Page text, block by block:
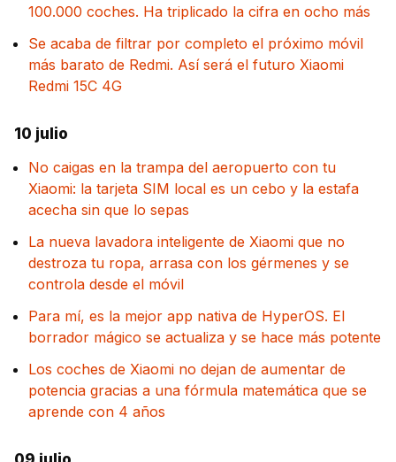
100.000 coches. Ha triplicado la cifra en ocho más
Se acaba de filtrar por completo el próximo móvil
más barato de Redmi. Así será el futuro Xiaomi
Redmi 15C 4G
10 julio
No caigas en la trampa del aeropuerto con tu
Xiaomi: la tarjeta SIM local es un cebo y la estafa
acecha sin que lo sepas
La nueva lavadora inteligente de Xiaomi que no
destroza tu ropa, arrasa con los gérmenes y se
controla desde el móvil
Para mí, es la mejor app nativa de HyperOS. El
borrador mágico se actualiza y se hace más potente
Los coches de Xiaomi no dejan de aumentar de
potencia gracias a una fórmula matemática que se
aprende con 4 años